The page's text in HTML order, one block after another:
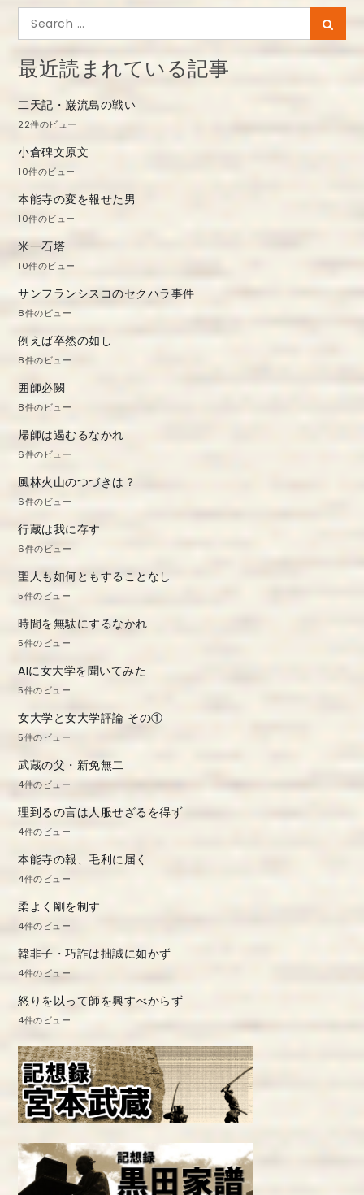
ゲ
ー
シ
ョ
ン
Search
for:
最近読まれている記事
二天記・巌流島の戦い
22件のビュー
小倉碑文原文
10件のビュー
本能寺の変を報せた男
10件のビュー
米一石塔
10件のビュー
サンフランシスコのセクハラ事件
8件のビュー
例えば卒然の如し
8件のビュー
囲師必闕
8件のビュー
帰師は遏むるなかれ
6件のビュー
風林火山のつづきは？
6件のビュー
行蔵は我に存す
6件のビュー
聖人も如何ともすることなし
5件のビュー
時間を無駄にするなかれ
5件のビュー
AIに女大学を聞いてみた
5件のビュー
女大学と女大学評論 その①
5件のビュー
武蔵の父・新免無二
4件のビュー
理到るの言は人服せざるを得ず
4件のビュー
本能寺の報、毛利に届く
4件のビュー
柔よく剛を制す
4件のビュー
韓非子・巧詐は拙誠に如かず
4件のビュー
怒りを以って師を興すべからず
4件のビュー